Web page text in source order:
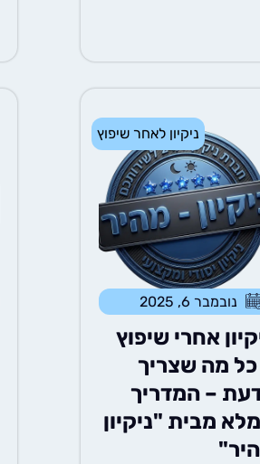
ניקיון לאחר שיפוץ
נובמבר 6, 2025
אחרי שיפוץ
מה שצריך
– המדריך
מבית "ניקיון